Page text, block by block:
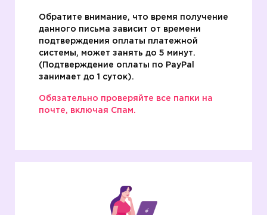
Обратите внимание, что время получение
данного письма зависит от времени
подтверждения оплаты платежной
системы, может занять до 5 минут.
(Подтверждение оплаты по PаyPal
занимает до 1 суток).
Обязательно проверяйте все папки на
почте, включая Спам.